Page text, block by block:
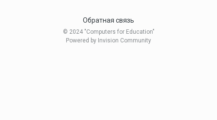
Обратная связь
© 2024 "Computers for Education"
Powered by Invision Community